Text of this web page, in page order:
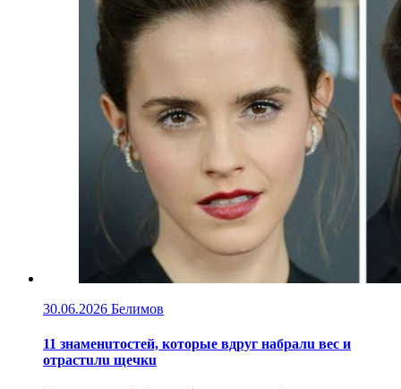
30.06.2026 Белимов
11 знаменuтостей, которые вдруг набралu вес и
отрастuлu щечкu